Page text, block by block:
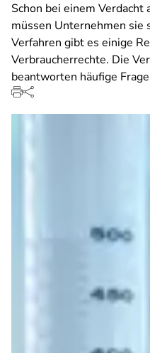
Schon bei einem
müssen Unternehmen sie
Verfahren gibt es einige
Verbraucherrechte. Die
beantworten häufige